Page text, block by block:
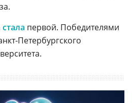
стала первой. Победителями
Петербургского